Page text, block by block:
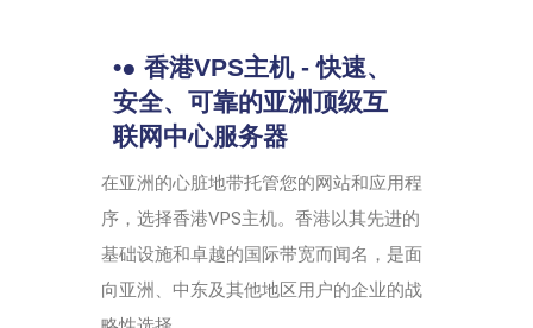
•● 香港VPS主机 - 快速、
安全、可靠的亚洲顶级互
联网中心服务器
在亚洲的心脏地带托管您的网站和应用程
序，选择香港VPS主机。香港以其先进的
基础设施和卓越的国际带宽而闻名，是面
向亚洲、中东及其他地区用户的企业的战